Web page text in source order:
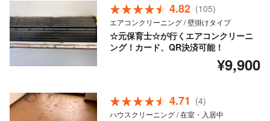
4.82 (105)
エアコンクリーニング / 壁掛けタイプ
☆元保育士☆が行くエアコンクリーニ
ング！カード、QR決済可能！
¥9,900
4.71 (4)
ハウスクリーニング / 在室・入居中